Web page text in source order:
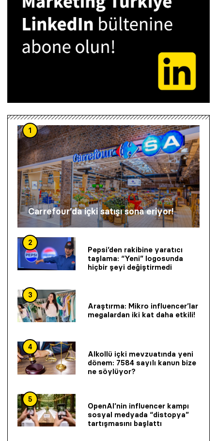
1
Carrefour’da içki satışı sona eriyor!
2
Pepsi’den rakibine yaratıcı
taşlama: “Yeni” logosunda
hiçbir şeyi değiştirmedi
3
Araştırma: Mikro influencer’lar
megalardan iki kat daha etkili!
4
Alkollü içki mevzuatında yeni
dönem: 7584 sayılı kanun bize
ne söylüyor?
5
OpenAI’nin influencer kampı
sosyal medyada “distopya”
tartışmasını başlattı